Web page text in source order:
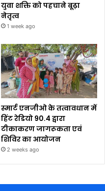
युवा शक्ति को पहचाने बूढ़ा
नेतृत्व
1 week ago
स्मार्ट एनजीओ के तत्वावधान में
हिंट रेडियो 90.4 द्वारा
टीकाकरण जागरूकता एवं
शिविर का आयोजन
2 weeks ago